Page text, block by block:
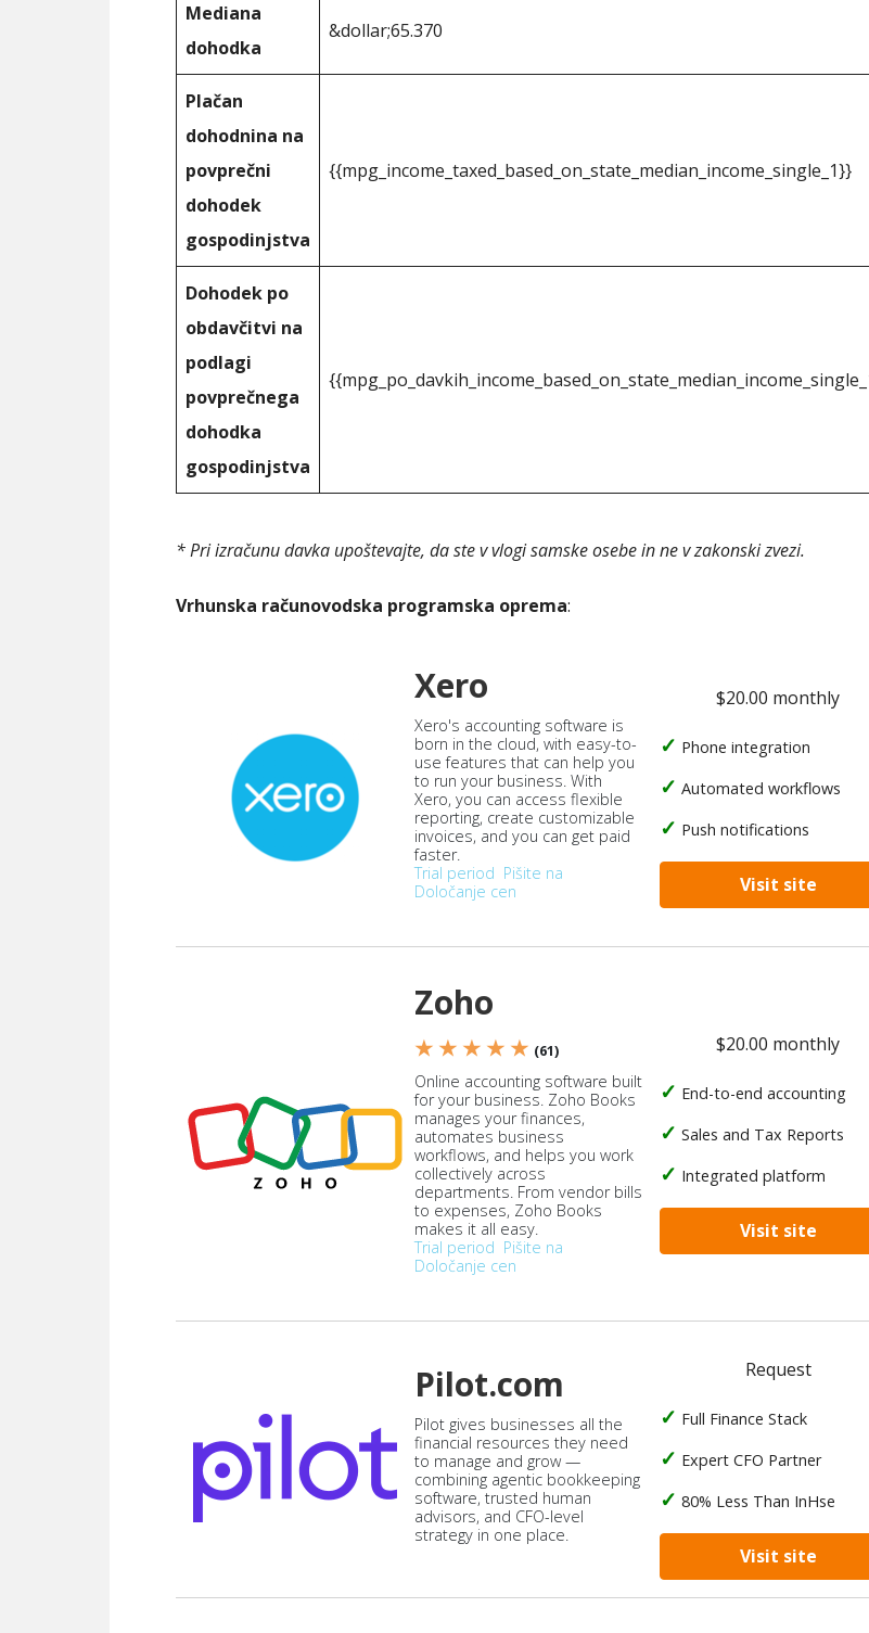
Mediana
dohodka
&dollar;65.370
Plačan
dohodnina na
povprečni
dohodek
gospodinjstva
{{mpg_income_taxed_based_on_state_median_income_single_1}}
Dohodek po
obdavčitvi na
podlagi
povprečnega
dohodka
gospodinjstva
* Pri izračunu davka upoštevajte, da ste v vlogi samske osebe in ne v zakonski zvezi.
Vrhunska računovodska programska oprema:
Xero
Xero's accounting software is
born in the cloud, with easy-to-
use features that can help you
to run your business. With
Xero, you can access flexible
reporting, create customizable
invoices, and you can get paid
faster.
Trial period Pišite na
Določanje cen
$20.00 monthly
Phone integration
Automated workflows
Push notifications
Visit site
Zoho
★ ★ ★ ★ ★ (61)
Online accounting software built
for your business. Zoho Books
manages your finances,
automates business
workflows, and helps you work
collectively across
departments. From vendor bills
to expenses, Zoho Books
makes it all easy.
Trial period Pišite na
Določanje cen
$20.00 monthly
End-to-end accounting
Sales and Tax Reports
Integrated platform
Visit site
Pilot.com
Pilot gives businesses all the
financial resources they need
to manage and grow —
combining agentic bookkeeping
software, trusted human
advisors, and CFO-level
strategy in one place.
Request
Full Finance Stack
Expert CFO Partner
80% Less Than InHse
Visit site